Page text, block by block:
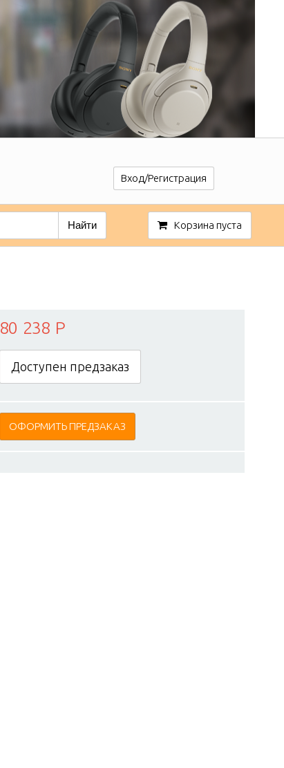
Вход/Регистрация
Найти Корзина пуста
80 238 Р
Доступен предзаказ
ОФОРМИТЬ ПРЕДЗАКАЗ